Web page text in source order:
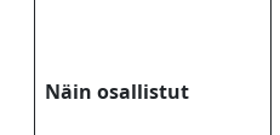
Näin osallistut